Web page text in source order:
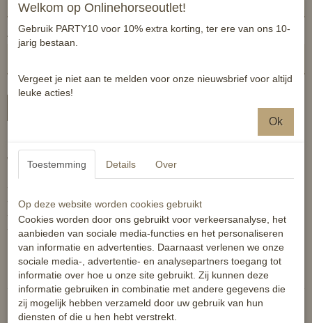
Aantal
wasbare voering.
- volledige bescherming van de kroonrand en de kogel
- sluiting met stevige klittenbandstraps
- klittenband vlakjes houden de straps openen bij het omdoen
- set van 4
Reacties
Welkom op Onlinehorseoutlet!
Gebruik PARTY10 voor 10% extra korting, ter ere van ons 10-
jarig bestaan.
Vergeet je niet aan te melden voor onze nieuwsbrief voor altijd
leuke acties!
Ok
Toestemming Details Over
Op deze website worden cookies gebruikt
Cookies worden door ons gebruikt voor verkeersanalyse, het
aanbieden van sociale media-functies en het personaliseren
van informatie en advertenties. Daarnaast verlenen we onze
sociale media-, advertentie- en analysepartners toegang tot
informatie over hoe u onze site gebruikt. Zij kunnen deze
informatie gebruiken in combinatie met andere gegevens die
zij mogelijk hebben verzameld door uw gebruik van hun
diensten of die u hen hebt verstrekt.